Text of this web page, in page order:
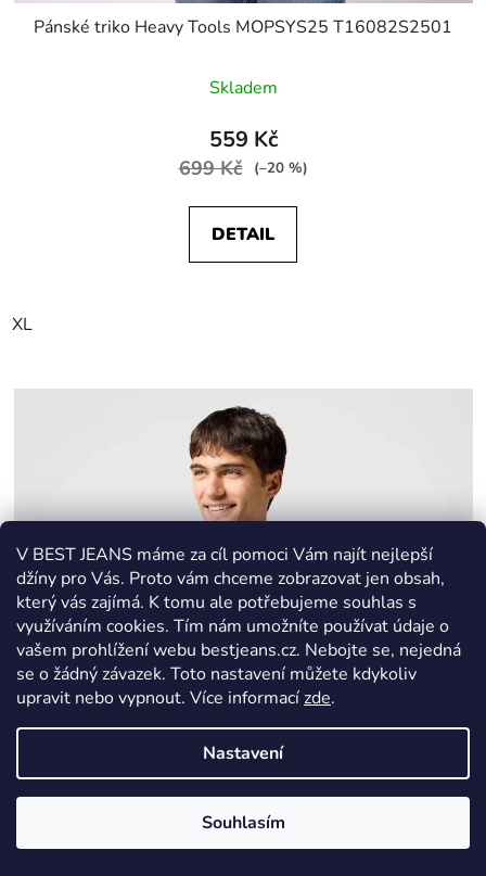
V BEST JEANS máme za cíl pomoci Vám najít nejlepší
džíny pro Vás. Proto vám chceme zobrazovat jen obsah,
který vás zajímá. K tomu ale potřebujeme souhlas s
využíváním cookies. Tím nám umožníte používat údaje o
vašem prohlížení webu bestjeans.cz. Nebojte se, nejedná
se o žádný závazek. Toto nastavení můžete kdykoliv
upravit nebo vypnout. Více informacízde.
Nastavení
Souhlasím
Pánské triko Heavy Tools MOPSYS25 T16082S2501
Skladem
559 Kč
699 Kč (–20 %)
DETAIL
XL